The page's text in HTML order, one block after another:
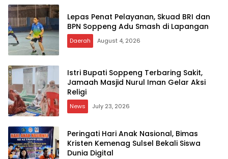
Lepas Penat Pelayanan, Skuad BRI dan
BPN Soppeng Adu Smash di Lapangan
Daerah August 4, 2026
Istri Bupati Soppeng Terbaring Sakit,
Jamaah Masjid Nurul Iman Gelar Aksi
Religi
News July 23, 2026
Peringati Hari Anak Nasional, Bimas
Kristen Kemenag Sulsel Bekali Siswa
Dunia Digital